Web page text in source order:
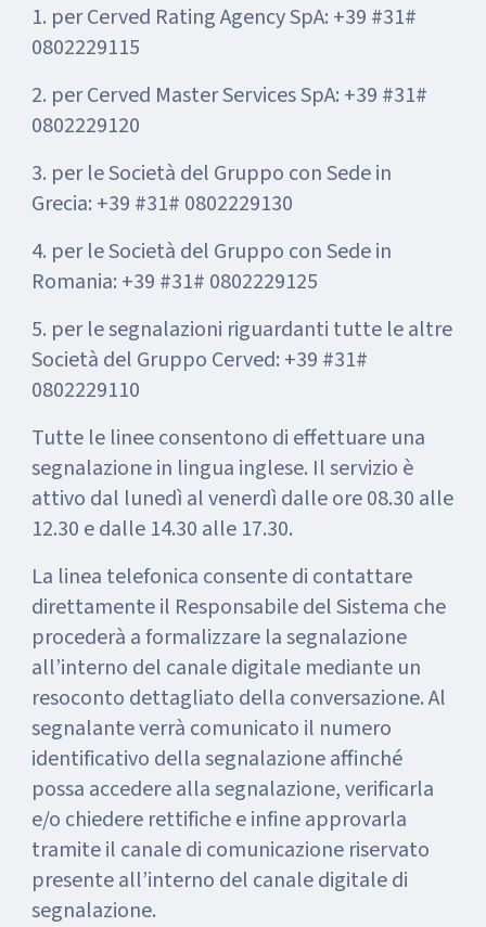
1. per Cerved Rating Agency SpA: +39 #31#
0802229115
2. per Cerved Master Services SpA: +39 #31#
0802229120
3. per le Società del Gruppo con Sede in
Grecia: +39 #31# 0802229130
4. per le Società del Gruppo con Sede in
Romania: +39 #31# 0802229125
5. per le segnalazioni riguardanti tutte le altre
Società del Gruppo Cerved: +39 #31#
0802229110
Tutte le linee consentono di effettuare una
segnalazione in lingua inglese. Il servizio è
attivo dal lunedì al venerdì dalle ore 08.30 alle
12.30 e dalle 14.30 alle 17.30.
La linea telefonica consente di contattare
direttamente il Responsabile del Sistema che
procederà a formalizzare la segnalazione
all’interno del canale digitale mediante un
resoconto dettagliato della conversazione. Al
segnalante verrà comunicato il numero
identificativo della segnalazione affinché
possa accedere alla segnalazione, verificarla
e/o chiedere rettifiche e infine approvarla
tramite il canale di comunicazione riservato
presente all’interno del canale digitale di
segnalazione.